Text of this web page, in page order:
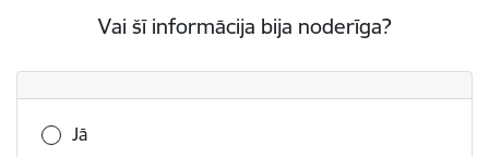
Vai šī informācija bija noderīga?
Vai šī informācija bija noderīga?
Jā